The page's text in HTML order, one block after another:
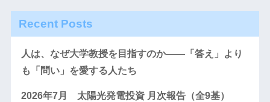
Recent Posts
人は、なぜ大学教授を目指すのか――「答え」より
も「問い」を愛する人たち
2026年7月 太陽光発電投資 月次報告（全9基）